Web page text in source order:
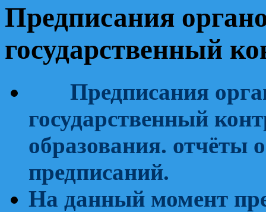
Предписания
государственный
Предписания
государственный
образования. отчёты
предписаний.
На данный момент